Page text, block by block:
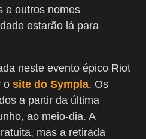
e outros nomes
estarão lá para
neste evento épico Riot
o site do Sympla. Os
a partir da última
ao meio-dia. A
mas a retirada